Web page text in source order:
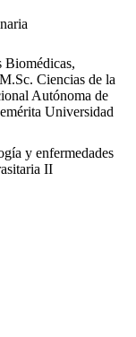
Biomédicas,
Ciencias de la
Autónoma de
Universidad
y enfermedades
II